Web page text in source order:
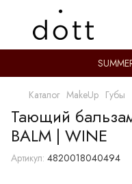
Каталог MakeUp Губы
Тающий
BALM | WINE
Артикул: 4820018040494